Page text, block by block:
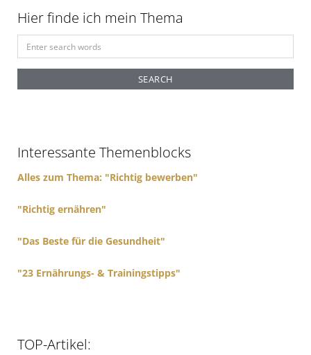
Hier finde ich mein Thema
e
r
o
Interessante Themenblocks
Alles zum Thema: "Richtig bewerben"
"Richtig ernähren"
"Das Beste für die Gesundheit"
"23 Ernährungs- & Trainingstipps"
TOP-Artikel: